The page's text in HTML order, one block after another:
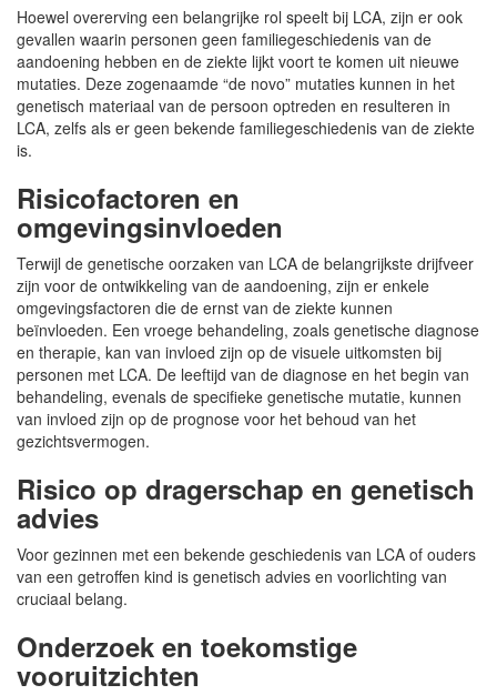
Hoewel overerving een belangrijke rol speelt bij LCA, zijn er ook
gevallen waarin personen geen familiegeschiedenis van de
aandoening hebben en de ziekte lijkt voort te komen uit nieuwe
mutaties. Deze zogenaamde “de novo” mutaties kunnen in het
genetisch materiaal van de persoon optreden en resulteren in
LCA, zelfs als er geen bekende familiegeschiedenis van de ziekte
is.
Risicofactoren en
omgevingsinvloeden
Terwijl de genetische oorzaken van LCA de belangrijkste drijfveer
zijn voor de ontwikkeling van de aandoening, zijn er enkele
omgevingsfactoren die de ernst van de ziekte kunnen
beïnvloeden. Een vroege behandeling, zoals genetische diagnose
en therapie, kan van invloed zijn op de visuele uitkomsten bij
personen met LCA. De leeftijd van de diagnose en het begin van
behandeling, evenals de specifieke genetische mutatie, kunnen
van invloed zijn op de prognose voor het behoud van het
gezichtsvermogen.
Risico op dragerschap en genetisch
advies
Voor gezinnen met een bekende geschiedenis van LCA of ouders
van een getroffen kind is genetisch advies en voorlichting van
cruciaal belang.
Onderzoek en toekomstige
vooruitzichten